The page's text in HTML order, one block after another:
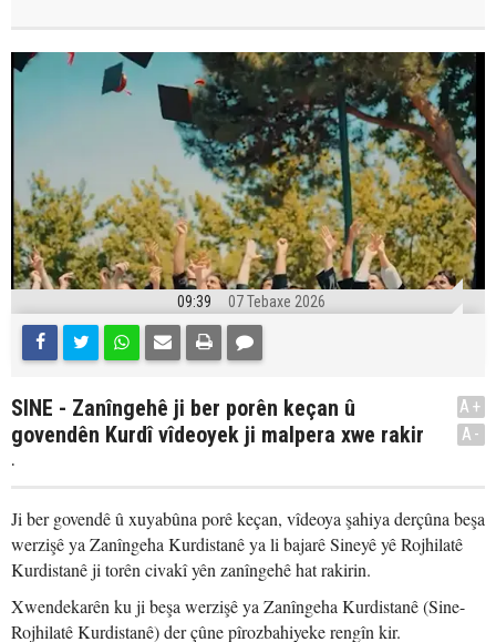
09:39 07 Tebaxe 2026
SINE - Zanîngehê ji ber porên keçan û
govendên Kurdî vîdeoyek ji malpera xwe rakir
.
A+
A-
Ji ber govendê û xuyabûna porê keçan, vîdeoya şahiya derçûna beşa
werzişê ya Zanîngeha Kurdistanê ya li bajarê Sineyê yê Rojhilatê
Kurdistanê ji torên civakî yên zanîngehê hat rakirin.
Xwendekarên ku ji beşa werzişê ya Zanîngeha Kurdistanê (Sine-
Rojhilatê Kurdistanê) der çûne pîrozbahiyeke rengîn kir.